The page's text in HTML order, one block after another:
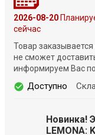
2026-08-20
сейчас
Товар
не сможет
информируем Вас
Доступно
Новинка!
LEMONA: